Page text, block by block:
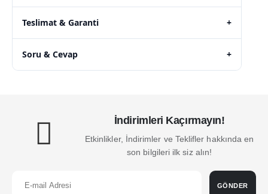
Teslimat & Garanti +
Soru & Cevap +
İndirimleri Kaçırmayın!
Etkinlikler, İndirimler ve Teklifler hakkında en
son bilgileri ilk siz alın!
GÖNDER